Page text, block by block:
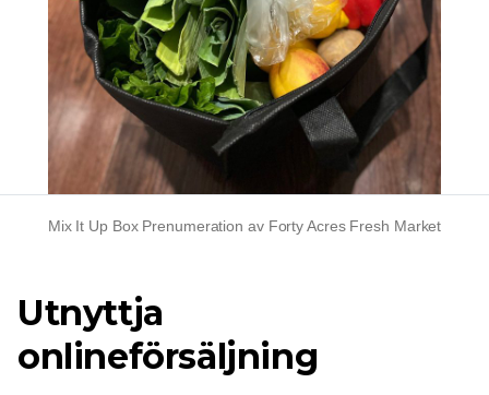
Mix It Up Box Prenumeration av Forty Acres Fresh Market
Utnyttja
onlineförsäljning